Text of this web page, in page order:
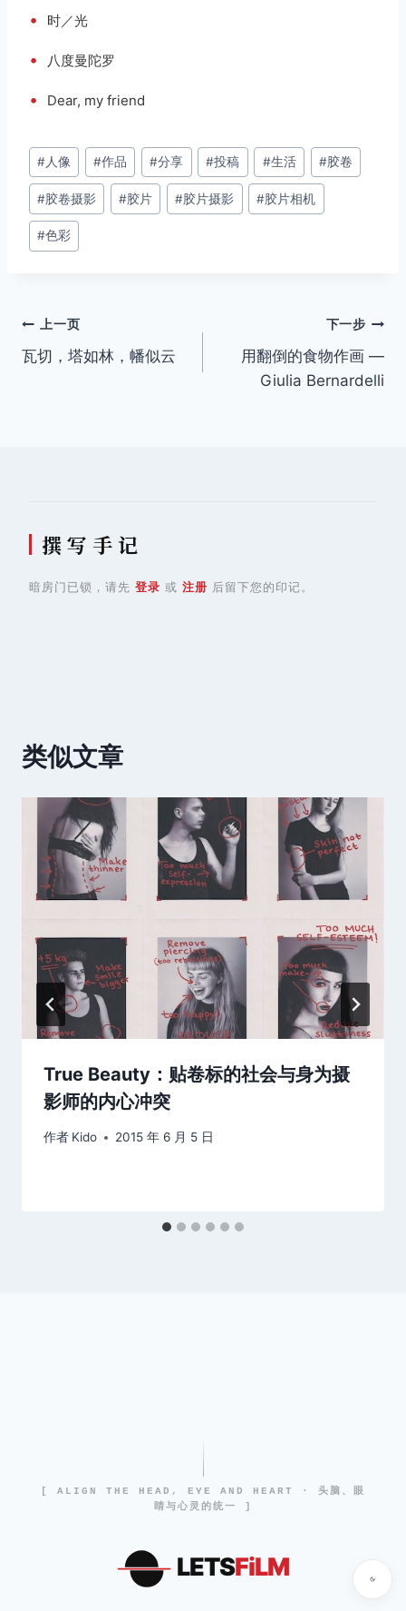
• 时／光
• 八度曼陀罗
• Dear, my friend
文
章
标
签：
#人像 #作品 #分享 #投稿 #生活 #胶卷
#胶卷摄影 #胶片 #胶片摄影 #胶片相机
#色彩
文
章
上一页
瓦切，塔如林，幡似云
下一步
用翻倒的食物作画 —
Giulia Bernardelli
撰 写 手 记
暗房门已锁，请先 登录 或 注册 后留下您的印记。
类似文章
True Beauty：贴卷标的社会与身为摄
影师的内心冲突
作者 Kido 2015 年 6 月 5 日
[ ALIGN THE HEAD, EYE AND HEART · 头脑、眼
睛与心灵的统一 ]
LETSFiLM